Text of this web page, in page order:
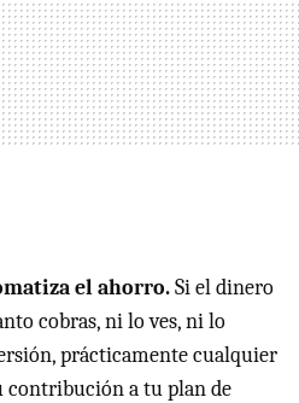
el ahorro.Si el dinero
cobras, ni lo ves, ni lo
prácticamente cualquier
contribución a tu plan de